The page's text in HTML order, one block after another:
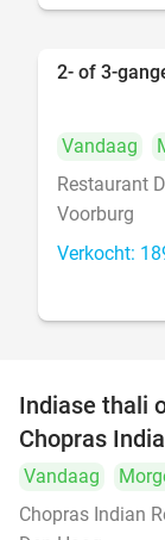
food
2- of 3-
Vandaag
Restaurant
Voorburg
Verkocht:
Indiase thali
Chopras
Vandaag
Chopras Indian